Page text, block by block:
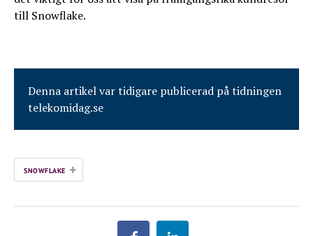
till Snowflake.
Denna artikel var tidigare publicerad på tidningen
telekomidag.se
SNOWFLAKE +